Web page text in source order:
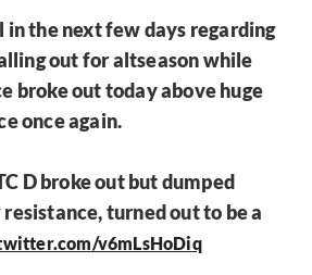
in the next few days regarding
out for altseason while
broke out today above huge
once again.
D broke out but dumped
turned out to be a
v6mLsHoDiq